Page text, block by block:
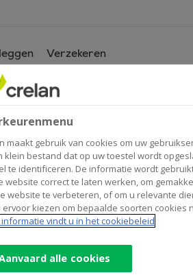
Verzekeren
Contactgegevens
Kantoor & Geldautomaat
Beerstraat 292450
Routenaar
Van
+32 14/369936
maakt gebruik van cookies om uw
klein bestand dat op uw toestel wordt
te identificeren. De informatie wordt
website correct te laten werken, om
website te verbeteren, of om u relevante
ervoor kiezen om bepaalde soorten cookies
vindt u in het cookiebeleid
alle cookies